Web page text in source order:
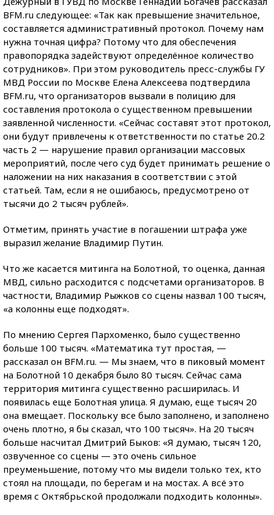
BFM.ru следующее: «Так как превышение значительное,
составляется административный протокол. Почему нам
нужна точная цифра? Потому что для обеспечения
правопорядка задействуют определённое количество
сотрудников». При этом руководитель пресс-службы ГУ
МВД России по Москве Елена Алексеева подтвердила
BFM.ru, что организаторов вызвали в полицию для
составления протокола о существенном превышении
заявленной численности. «Сейчас составят этот протокол,
они будут привлечены к ответственности по статье 20.2
часть 2 — нарушение правил организации массовых
мероприятий, после чего суд будет принимать решение о
наложении на них наказания в соответствии с этой
статьей. Там, если я не ошибаюсь, предусмотрено от
тысячи до 2 тысяч рублей».
Отметим, принять участие в погашении штрафа уже
выразил желание Владимир Путин.
Что же касается митинга на Болотной, то оценка, данная
МВД, сильно расходится с подсчетами организаторов. В
частности, Владимир Рыжков со сцены назвал 100 тысяч,
«а колонны еще подходят».
По мнению Сергея Пархоменко, было существенно
больше 100 тысяч. «Математика тут простая, —
рассказал он BFM.ru. — Мы знаем, что в пиковый момент
на Болотной 10 декабря было 80 тысяч. Сейчас сама
территория митинга существенно расширилась. И
появилась еще Болотная улица. Я думаю, еще тысяч 20
она вмещает. Поскольку все было заполнено, и заполнено
очень плотно, я бы сказал, что 100 тысяч». На 20 тысяч
больше насчитал Дмитрий Быков: «Я думаю, тысяч 120,
озвученное со сцены — это очень сильное
преуменьшение, потому что мы видели только тех, кто
стоял на площади, по берегам и на мостах. А всё это
время с Октябрьской продолжали подходить колонны».